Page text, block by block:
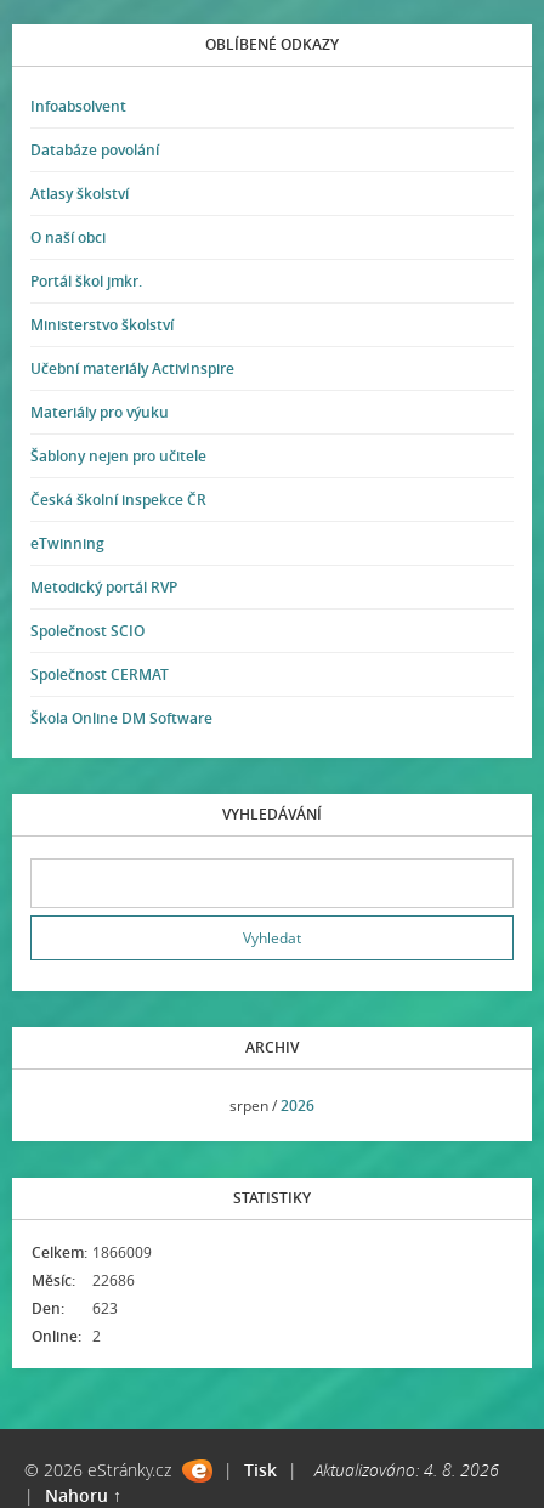
OBLÍBENÉ ODKAZY
Infoabsolvent
Databáze povolání
Atlasy školství
O naší obci
Portál škol jmkr.
Ministerstvo školství
Učební materiály ActivInspire
Materiály pro výuku
Šablony nejen pro učitele
Česká školní inspekce ČR
eTwinning
Metodický portál RVP
Společnost SCIO
Společnost CERMAT
Škola Online DM Software
VYHLEDÁVÁNÍ
ARCHIV
srpen /2026
STATISTIKY
Online: 2
Celkem: 1866009
Měsíc:
22686
Den:
623
© 2026 eStránky.cz | Tisk |
Aktualizováno: 4. 8. 2026
|
Nahoru ↑